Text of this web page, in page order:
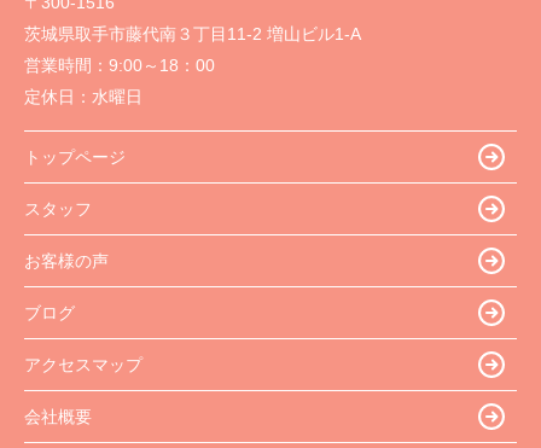
茨城県取手市藤代南３丁目11-2 増山ビル1-A
営業時間： 9:00～18：00
定休日： 水曜日
トップページ
スタッフ
お客様の声
ブログ
アクセスマップ
会社概要